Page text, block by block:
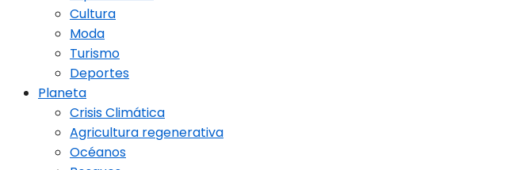
Cultura
Moda
Turismo
Deportes
Planeta
Crisis Climática
Agricultura regenerativa
Océanos